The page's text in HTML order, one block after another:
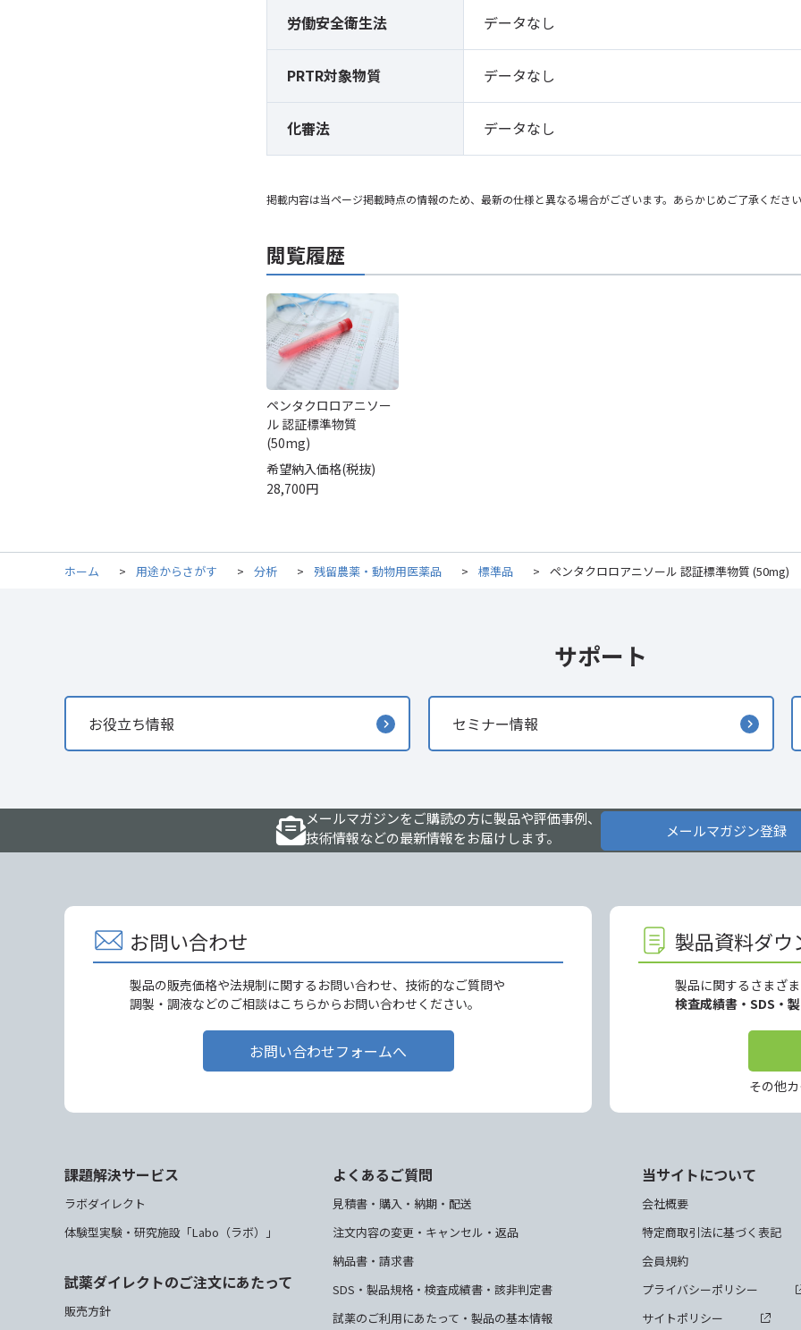
労働安全衛生法 データなし
PRTR対象物質 データなし
化審法 データなし
掲載内容は当ページ掲載時点の情報のため、最新の仕様と異なる場合がございます。あらかじめご了承くださ
閲覧履歴
ペンタクロロアニソー
ル 認証標準物質
(50mg)
希望納入価格(税抜)
28,700円
ホーム > 用途からさがす > 分析 > 残留農薬・動物用医薬品 > 標準品 > ペンタクロロアニソール 認証標準物質 (50mg)
サポート
お役立ち情報 セミナー情報
メールマガジンをご購読の方に製品や評価事例、
技術情報などの最新情報をお届けします。
メールマガジン登録
お問い合わせ
製品の販売価格や法規制に関するお問い合わせ、技術的なご質問や
調製・調液などのご相談はこちらからお問い合わせください。
お問い合わせフォームへ
製品資料ダウ
製品に関するさまざ
検査成績書・SDS・
その他
課題解決サービス
ラボダイレクト
体験型実験・研究施設「Labo（ラボ）」
試薬ダイレクトのご注文にあたって
販売方針
よくあるご質問
見積書・購入・納期・配送
注文内容の変更・キャンセル・返品
納品書・請求書
SDS・製品規格・検査成績書・該非判定書
試薬のご利用にあたって・製品の基本情報
当サイトについて
会社概要
特定商取引法に基づく表記
会員規約
プライバシーポリシー
サイトポリシー